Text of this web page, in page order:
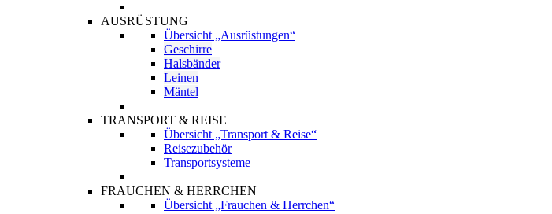
AUSRÜSTUNG
Übersicht „Ausrüstungen“
Geschirre
Halsbänder
Leinen
Mäntel
TRANSPORT & REISE
Übersicht „Transport & Reise“
Reisezubehör
Transportsysteme
FRAUCHEN & HERRCHEN
Übersicht „Frauchen & Herrchen“